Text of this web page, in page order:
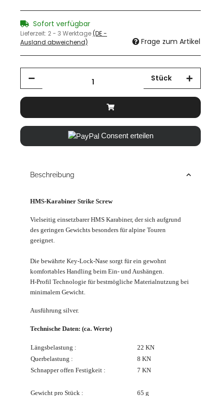
Sofort verfügbar
Lieferzeit: 2 - 3 Werktage(DE -
Ausland abweichend)
Frage zum Artikel
Stück
Consent erteilen
Beschreibung
HMS-Karabiner Strike Screw
Vielseitig einsetzbarer HMS Karabiner, der sich aufgrund
des geringen Gewichts besonders für alpine Touren
geeignet.
Die bewährte Key-Lock-Nase sorgt für ein gewohnt
komfortables Handling beim Ein- und Aushängen.
H-Profil Technologie für bestmögliche Materialnutzung bei
minimalem Gewicht.
Ausführung silver.
Technische Daten: (ca. Werte)
Längsbelastung :
22 KN
Querbelastung :
8 KN
Schnapper offen Festigkeit :
7 KN
Gewicht pro Stück : 65 g